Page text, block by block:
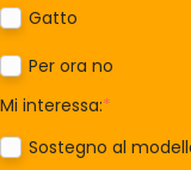
Gatto
Per ora no
Mi interessa:*
Sostegno al